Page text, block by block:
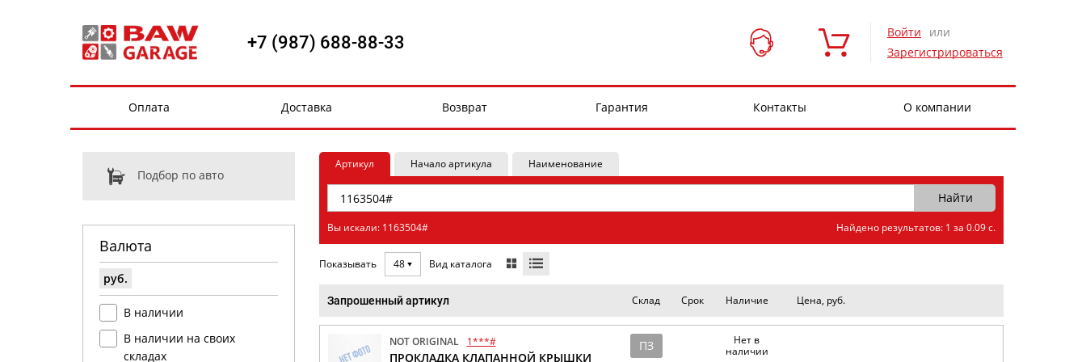
+7 (987) 688-88-33 Войти
или
Зарегистрироваться
Оплата Доставка Возврат Гарантия Контакты О компании
Подбор по авто
Валюта
руб.
В наличии
В наличии на своих
складах
Артикул Начало артикула Наименование
Вы искали: 1163504# Найдено результатов: 1 за 0.09 с.
Показывать 48 Вид каталога
Запрошенный артикул Склад Срок Наличие Цена, руб.
NOT ORIGINAL 1***#
ПРОКЛАДКА КЛАПАННОЙ КРЫШКИ
ПЗ
Нет в
наличии